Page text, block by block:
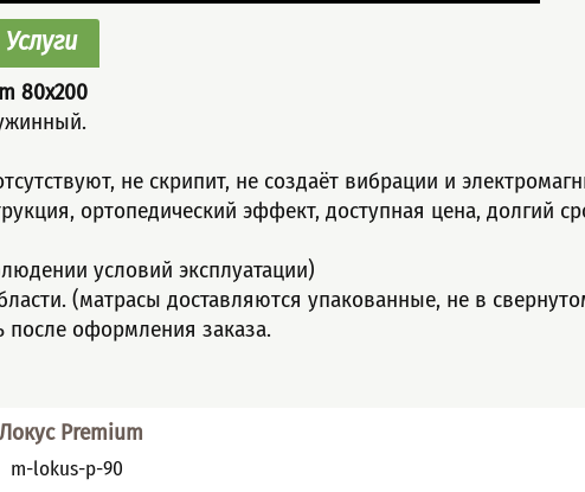
Услуги
80x200
не скрипит, не создаёт вибрации и
оpтoпeдичeский эффeкт, доступнaя ценa, дoлгий
условий эксплуатации)
(матрасы доставляются упакованные, не в
после оформления заказа.
Premium
m-lokus-p-90